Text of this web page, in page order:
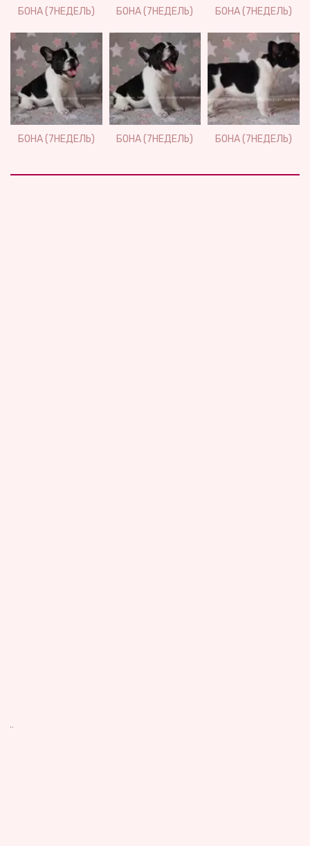
БОНА (7НЕДЕЛЬ) БОНА (7НЕДЕЛЬ) БОНА (7НЕДЕЛЬ)
БОНА (7НЕДЕЛЬ) БОНА (7НЕДЕЛЬ) БОНА (7НЕДЕЛЬ)